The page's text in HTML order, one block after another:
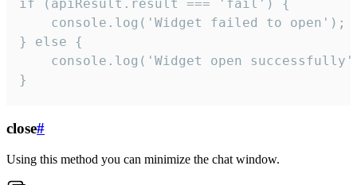
if (apiResult.result === 'fail') {
    console.log('Widget failed to open');
} else {
console.log('Widget open
}
close#
Using this method you can minimize the chat window.